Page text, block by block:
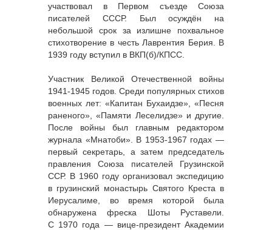
участвовал в Первом съезде Союза
писателей СССР. Был осуждён на
небольшой срок за излишне похвальное
стихотворение в честь Лаврентия Берия. В
1939 году вступил в ВКП(б)/КПСС.
Участник Великой Отечественной войны
1941-1945 годов. Среди популярных стихов
военных лет: «Капитан Бухаидзе», «Песня
раненого», «Памяти Леселидзе» и другие.
После войны был главным редактором
журнала «Мнатоби». В 1953-1967 годах —
первый секретарь, а затем председатель
правления Союза писателей Грузинской
ССР. В 1960 году организовал экспедицию
в грузинский монастырь Святого Креста в
Иерусалиме, во время которой была
обнаружена фреска Шоты Руставели.
С 1970 года — вице-президент Академии